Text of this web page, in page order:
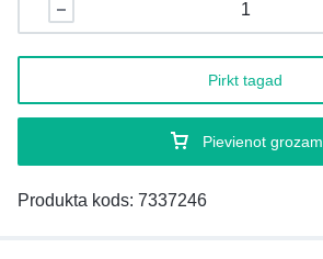
Pievienot grozam
Pirkt tagad
Produkta kods: 7337246